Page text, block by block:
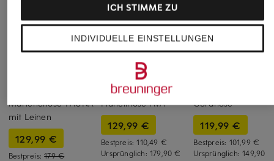
Marlenehose FAUNA
mit Leinen
129,99 €
Bestpreis:179 €
+Aktionsrabatt
CAMBIO
Flanellhose AVA
129,99 €
Bestpreis:110,49 €
Ursprünglich: 179,90 €
Cordhose
119,99 €
Bestpreis: 101,99 €
Ursprünglich:149,90 €
INDIVIDUELLE EINSTELLUNGEN
ICH STIMME ZU